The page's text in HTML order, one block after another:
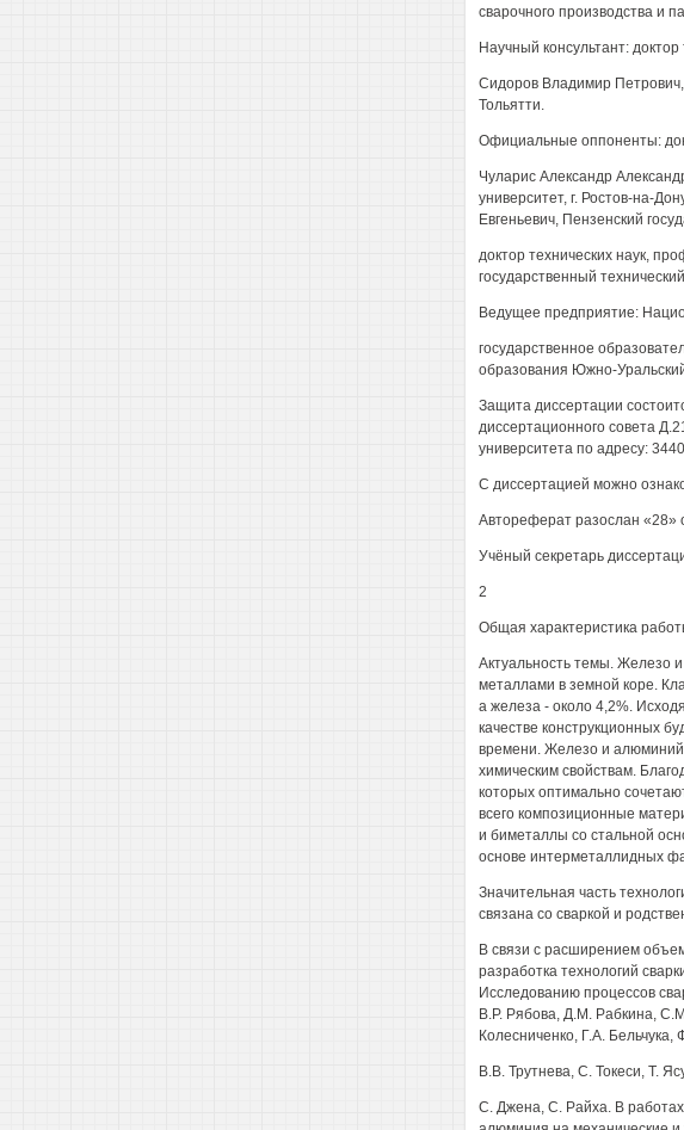
сварочного производства и
Научный консультант:
Сидоров Владимир Петрович,
Тольятти.
Официальные оппоненты:
Чуларис Александр
университет, г. Ростов-на-
Евгеньевич, Пензенский
доктор технических наук,
государственный
Ведущее предприятие:
государственное
образования Южно-
Защита диссертации
диссертационного совета
университета по адресу:
С диссертацией можно
Автореферат разослан «28»
Учёный секретарь
2
Общая характеристика
Актуальность темы. Железо
металлами в земной коре.
а железа - около 4,2%.
качестве конструкционных
времени. Железо и
химическим свойствам.
которых оптимально
всего композиционные
и биметаллы со стальной
основе интерметаллидных
Значительная часть
связана со сваркой и
В связи с расширением
разработка технологий
Исследованию процессов
В.Р. Рябова, Д.М. Рабкина,
Колесниченко, Г.А.
B.В. Трутнева, С. Токеси, Т.
C. Джена, С. Райха. В